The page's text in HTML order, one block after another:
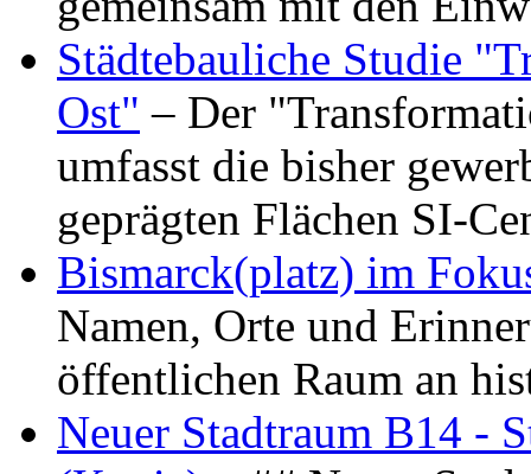
Städtebauliche Studie
Ost" – Der
umfasst die bisher
geprägten Flächen SI-
Bismarck(platz) im
Namen, Orte und
öffentlichen Raum an
Neuer Stadtraum B14 -